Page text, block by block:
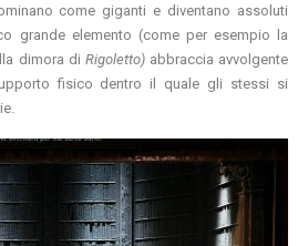
come giganti e diventano assoluti
grande elemento (come per esempio la
dimora di Rigoletto) abbraccia avvolgente
fisico dentro il quale gli stessi si